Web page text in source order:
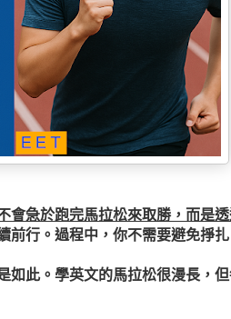
會急於跑完馬拉松來取勝，而是
前行。 過程中，你不需要避免掙
如此。 學英文的馬拉松很漫長，